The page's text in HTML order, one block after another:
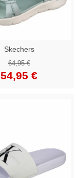
Skechers
64,95 €
54,95 €